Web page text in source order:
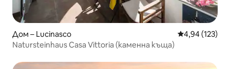
Дом – Lucinasco Средна
4,94 (123)
Natursteinhaus Casa Vittoria (каменна къща)